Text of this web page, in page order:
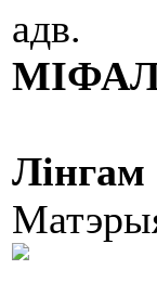
адв.
Лінгам